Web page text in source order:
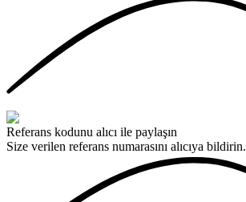
Referans kodunu alıcı ile paylaşın
Size verilen referans numarasını alıcıya bildirin.